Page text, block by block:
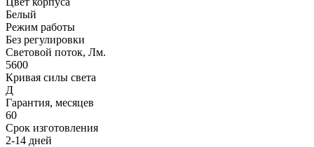
Белый
Режим работы
Без регулировки
Световой поток, Лм.
5600
Кривая силы света
Д
Гарантия, месяцев
60
Срок изготовления
2-14 дней